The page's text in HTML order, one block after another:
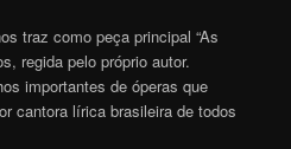
traz como peça principal “As
regida pelo próprio autor.
importantes de óperas que
cantora lírica brasileira de todos